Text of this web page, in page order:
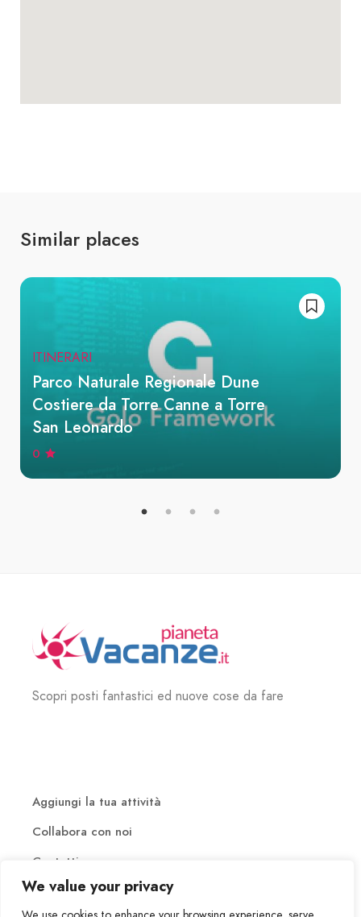
We value your privacy
Similar places
ITINERARI
Parco Naturale Regionale Dune
Costiere da Torre Canne a Torre
San Leonardo
0
Scopri posti fantastici ed nuove cose da fare
Aggiungi la tua attività
Collabora con noi
Contatti